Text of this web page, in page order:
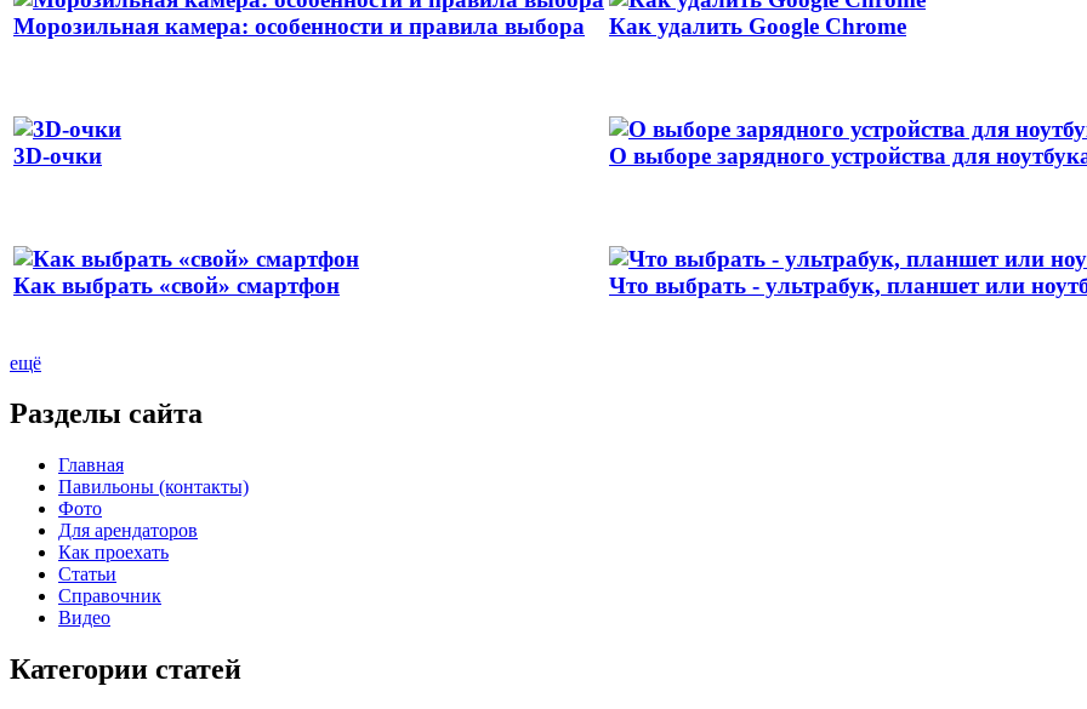
Морозильная камера: особенности и правила выбора Как удалить Google Chrome
3D-очки О выборе зарядного устройства для
Как выбрать «свой» смартфон Что выбрать - ультрабук, планшет или
ещё
Разделы сайта
Главная
Павильоны (контакты)
Фото
Для арендаторов
Как проехать
Статьи
Справочник
Видео
Категории статей